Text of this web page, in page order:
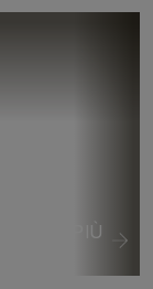
VEDI DI PIÙ